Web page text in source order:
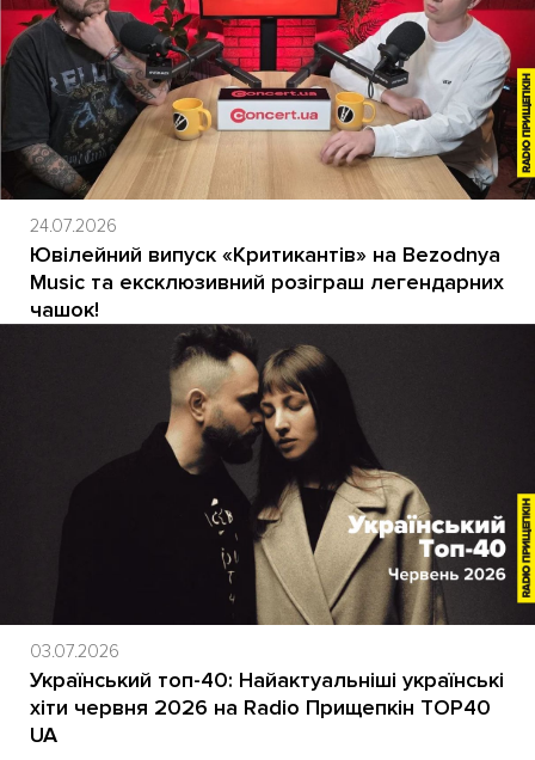
24.07.2026
Ювілейний випуск «Критикантів» на Bezodnya
Music та ексклюзивний розіграш легендарних
чашок!
03.07.2026
Український топ-40: Найактуальніші українські
хіти червня 2026 на Radio Прищепкін TOP40
UA